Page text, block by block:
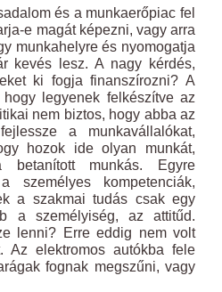
és a munkaerőpiac fel
e magát képezni, vagy arra
munkahelyre és nyomogatja
kevés lesz. A nagy kérdés,
ki fogja finanszírozni? A
legyenek felkészítve az
nem biztos, hogy abba az
a munkavállalókat,
hozok ide olyan munkát,
munkás. Egyre
személyes kompetenciák,
a szakmai tudás csak egy
a személyiség, az attitűd.
lenni? Erre eddig nem volt
Az elektromos autókba fele
fognak megszűni, vagy